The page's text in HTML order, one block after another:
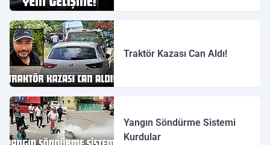
Traktör Kazası Can Aldı!
Yangın Söndürme Sistemi
Kurdular